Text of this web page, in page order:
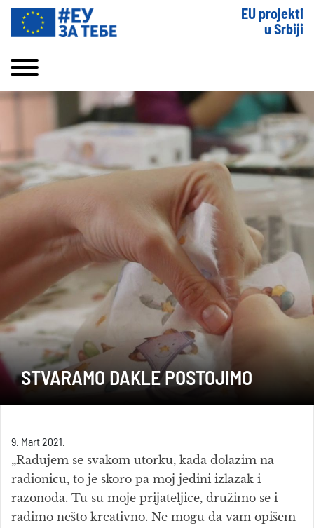
EU projekti
u Srbiji
STVARAMO DAKLE POSTOJIMO
9. Mart 2021.
„Radujem se svakom utorku, kada dolazim na
radionicu, to je skoro pa moj jedini izlazak i
razonoda. Tu su moje prijateljice, družimo se i
radimo nešto kreativno. Ne mogu da vam opišem